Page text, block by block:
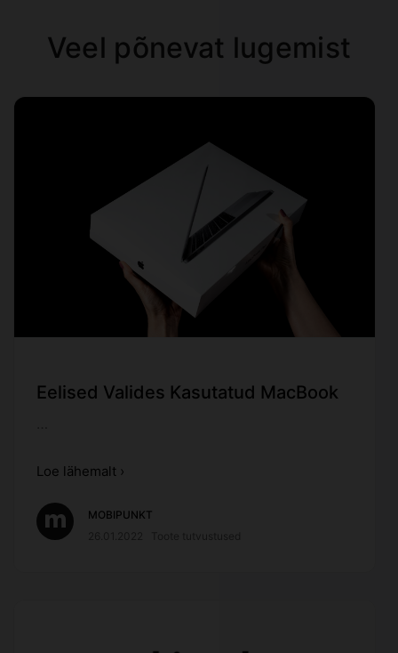
Veel põnevat lugemist
Eelised Valides Kasutatud MacBook
Loe lähemalt ›
MOBIPUNKT